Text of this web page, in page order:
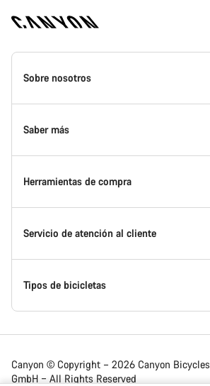
Canyon
Homepage
Sobre nosotros
Conoce Canyon
Innovación en Canyon
Canyon Factory Racing
Premios
Trabajar en Canyon
Saber más
Eventos
Encuentra un punto de servicio Canyon
Equipos, deportistas y ciclistas
Noticias y artículos
Herramientas de compra
Encuentra tu bicicleta
Bicicletas disponibles
Calcula tu talla Canyon
Servicio de atención al cliente
Centro de ayuda
Localización de puntos de servicio
Tipos de bicicletas
Bicicletas de carretera
Canyon © Copyright – 2026 Canyon Bicycles
GmbH – All Rights Reserved